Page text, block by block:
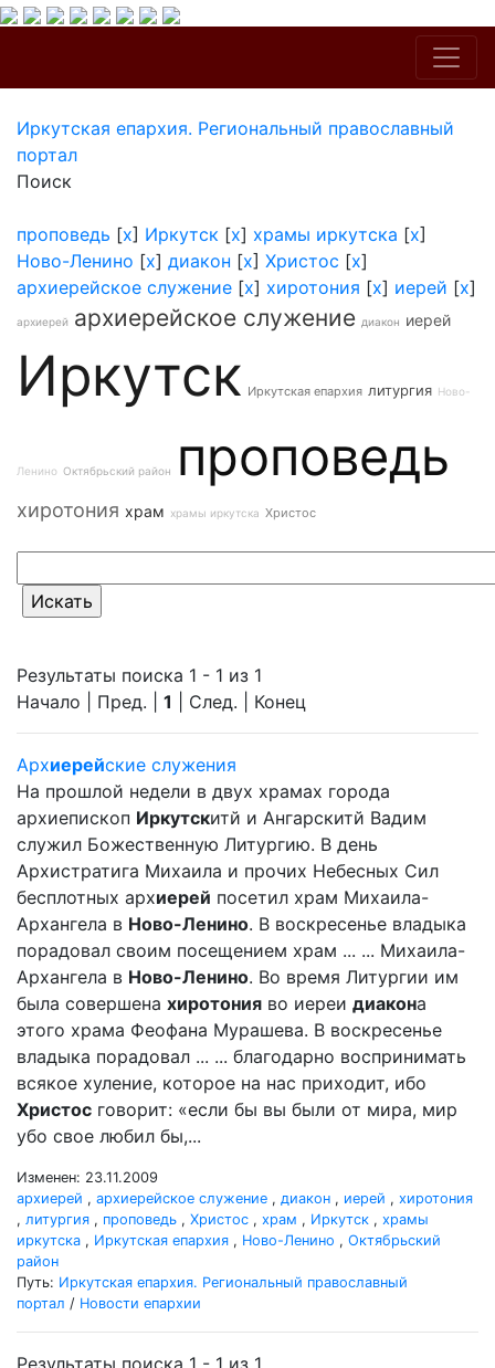
Иркутская епархия. Региональный православный
портал
Поиск
проповедь [x] Иркутск [x] храмы иркутска [x]
Ново-Ленино [x] диакон [x] Христос [x]
архиерейское служение [x] хиротония [x] иерей [x]
архиерей архиерейское служение диакон иерей
Иркутск Иркутская епархия литургия Ново-
Ленино Октябрьский район проповедь
хиротония храм храмы иркутска Христос
Результаты поиска 1 - 1 из 1
Начало | Пред. | 1 | След. | Конец
Архиерейские служения
На прошлой недели в двух храмах города
архиепископ Иркутскитй и Ангарскитй Вадим
служил Божественную Литургию. В день
Архистратига Михаила и прочих Небесных Сил
бесплотных архиерей посетил храм Михаила-
Архангела в Ново-Ленино. В воскресенье владыка
порадовал своим посещением храм ... ... Михаила-
Архангела в Ново-Ленино. Во время Литургии им
была совершена хиротония во иереи диакона
этого храма Феофана Мурашева. В воскресенье
владыка порадовал ... ... благодарно воспринимать
всякое хуление, которое на нас приходит, ибо
Христос говорит: «если бы вы были от мира, мир
убо свое любил бы,...
Изменен: 23.11.2009
архиерей , архиерейское служение , диакон , иерей , хиротония
, литургия , проповедь , Христос , храм , Иркутск , храмы
иркутска , Иркутская епархия , Ново-Ленино , Октябрьский
район
Путь: Иркутская епархия. Региональный православный
портал / Новости епархии
Результаты поиска 1 - 1 из 1